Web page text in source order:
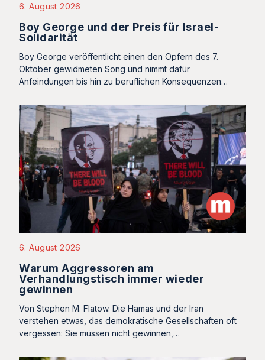
6. August 2026
Boy George und der Preis für Israel-
Solidarität
Boy George veröffentlicht einen den Opfern des 7.
Oktober gewidmeten Song und nimmt dafür
Anfeindungen bis hin zu beruflichen Konsequenzen…
6. August 2026
Warum Aggressoren am
Verhandlungstisch immer wieder
gewinnen
Von Stephen M. Flatow. Die Hamas und der Iran
verstehen etwas, das demokratische Gesellschaften oft
vergessen: Sie müssen nicht gewinnen,…